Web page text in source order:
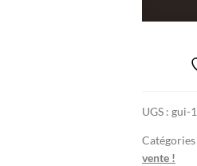
Kern,
Californie,
États-
UGS : gui-
Catégories
vente !